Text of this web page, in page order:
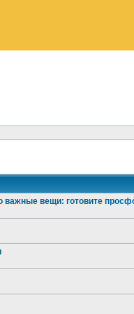
важные вещи: готовите